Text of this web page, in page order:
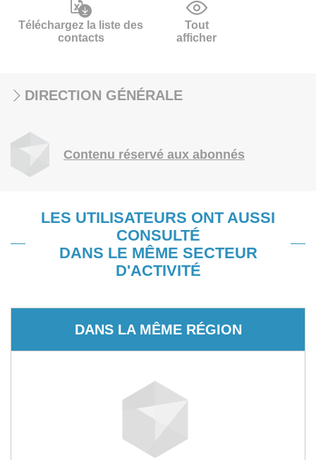
Téléchargez la liste des
contacts
Tout
afficher
DIRECTION GÉNÉRALE
Contenu réservé aux abonnés
LES UTILISATEURS ONT AUSSI
CONSULTÉ
DANS LE MÊME SECTEUR
D'ACTIVITÉ
DANS LA MÊME RÉGION